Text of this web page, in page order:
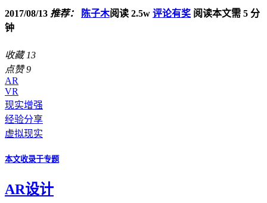
2017/08/13 推荐： 陈子木阅读 2.5w 评论有奖 阅读本文需 5 分
钟
收藏 13
点赞 9
AR
VR
现实增强
经验分享
虚拟现实
本文收录于专题
AR设计